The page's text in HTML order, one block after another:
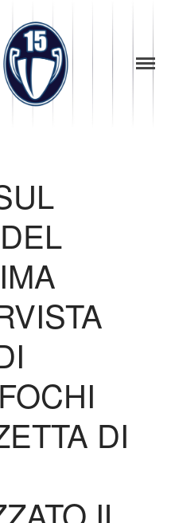
Diventa Socio
Codice di Condotta
Maglie Ritirate
Squadra
Partners
Contatti
Lo Stadio
DI
IL